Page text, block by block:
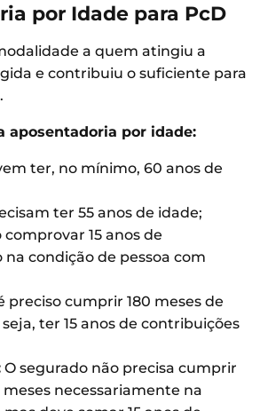
por Idade para PcD
a quem atingiu a
e contribuiu o suficiente para
aposentadoria por idade:
ter, no mínimo, 60 anos de
ter 55 anos de idade;
comprovar 15 anos de
condição de pessoa com
preciso cumprir 180 meses de
ter 15 anos de contribuições
O segurado não precisa cumprir
meses necessariamente na